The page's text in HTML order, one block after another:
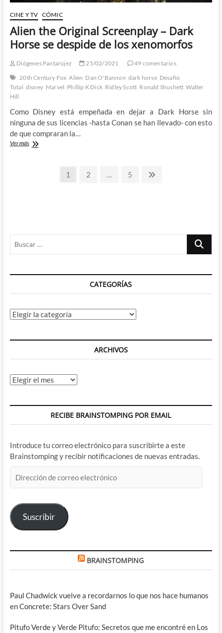
CINE Y TV CÓMIC
Alien the Original Screenplay – Dark
Horse se despide de los xenomorfos
Diógenes Pantarújez 25/02/2021
49 comentarios
20th Century Fox Alien Dan O'Bannon dark horse Desafio
Total disney Marvel Phillip K Dick Ridley Scott Ronald Shushett Walter
Hill
Como Disney está empeñada en dejar a Dark Horse sin
ninguna de sus licencias -hasta Conan se han llevado- con esto
de que compraran la…
Ver másAlien
PaginaciónPágina
1 Página
2 … Página
5
Buscar
CATEGORÍAS
Categorías
ARCHIVOS
Archivos
RECIBE BRAINSTOMPING POR EMAIL
Introduce tu correo electrónico para suscribirte a este
Brainstomping y recibir notificaciones de nuevas entradas.
de
electrónico
Suscribir
BRAINSTOMPING
Paul Chadwick vuelve a recordarnos lo que nos hace humanos
en Concrete: Stars Over Sand
Pitufo Verde y Verde Pitufo: Secretos que me encontré en Los